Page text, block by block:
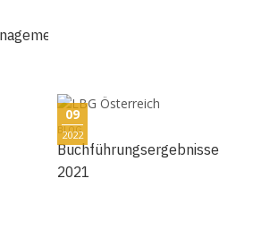
09
2022
BLOG
Buchführungsergebnisse
2021